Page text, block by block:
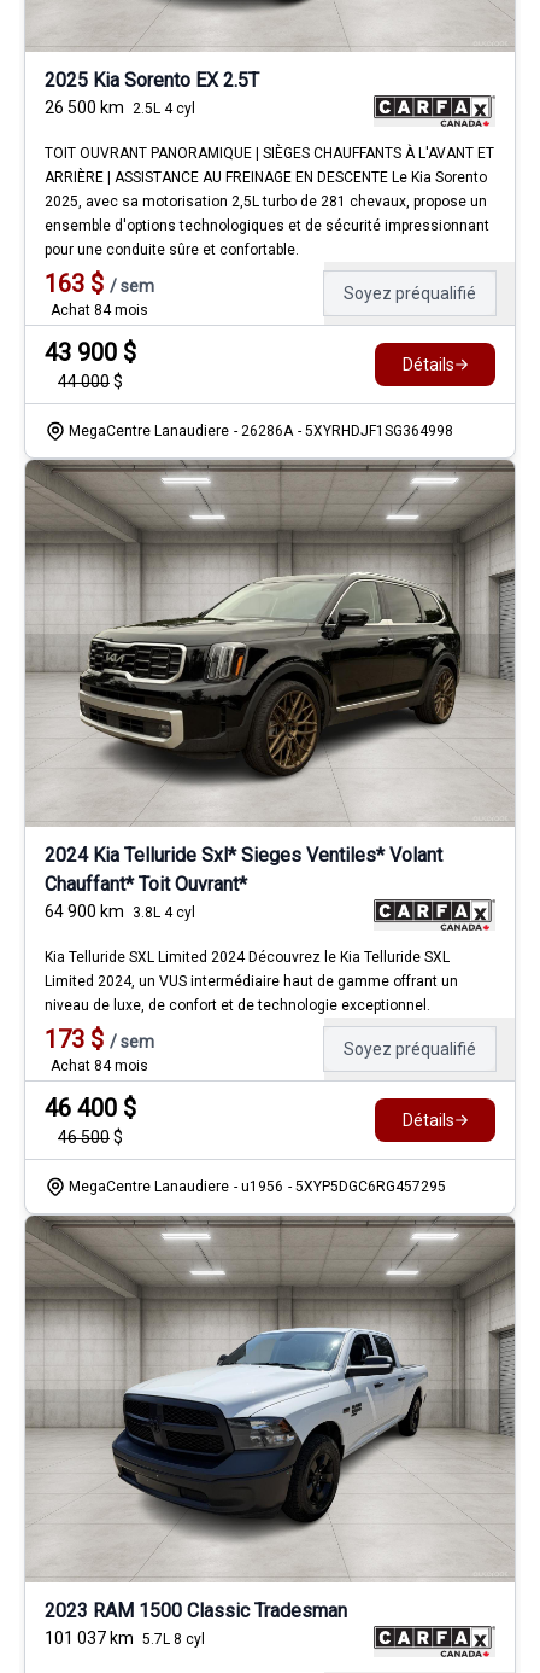
2025 Kia Sorento EX 2.5T
26 500 km 2.5L 4 cyl
TOIT OUVRANT PANORAMIQUE | SIÈGES CHAUFFANTS À L'AVANT ET
ARRIÈRE | ASSISTANCE AU FREINAGE EN DESCENTE Le Kia Sorento
2025, avec sa motorisation 2,5L turbo de 281 chevaux, propose un
ensemble d'options technologiques et de sécurité impressionnant
pour une conduite sûre et confortable.
163 $ /sem
Achat 84 mois
Soyez préqualifié
43 900 $
44 000$
Détails
MegaCentre Lanaudiere - 26286A - 5XYRHDJF1SG364998
2024 Kia Telluride Sxl* Sieges Ventiles* Volant
Chauffant* Toit Ouvrant*
64 900 km 3.8L 4 cyl
Kia Telluride SXL Limited 2024 Découvrez le Kia Telluride SXL
Limited 2024, un VUS intermédiaire haut de gamme offrant un
niveau de luxe, de confort et de technologie exceptionnel.
173 $ /sem
Achat 84 mois
Soyez préqualifié
46 400 $
46 500$
Détails
MegaCentre Lanaudiere - u1956 - 5XYP5DGC6RG457295
2023 RAM 1500 Classic Tradesman
101 037 km 5.7L 8 cyl